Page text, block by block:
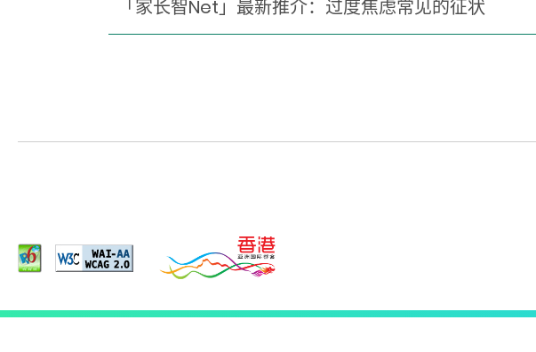
「家长智Net」最新推介：过度焦虑常见的征状